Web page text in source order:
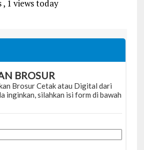
, 1 views today